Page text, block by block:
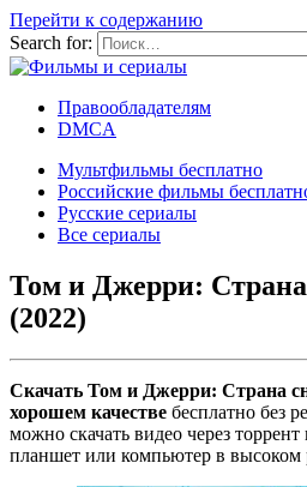
Перейти к содержанию
Search for:
Правообладателям
DMCA
Мультфильмы бесплатно
Российские фильмы
Русские сериалы
Все сериалы
Том и Джерри: Страна
(2022)
Скачать Том и Джерри: Страна
хорошем качестве бесплатно без
можно скачать видео через
планшет или компьютер в высоком